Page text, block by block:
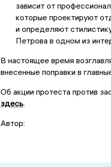
зависит от
которые проектируют
и определяют
Петрова в одном из
В настоящее время
внесенные поправки в
Об акции протеста против
здесь.
Автор: